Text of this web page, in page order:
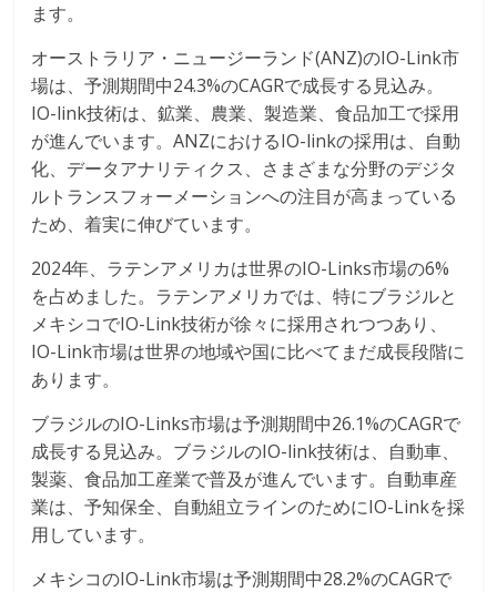
ます。
オーストラリア・ニュージーランド(ANZ)のIO-Link市
場は、予測期間中24.3%のCAGRで成長する見込み。
IO-link技術は、鉱業、農業、製造業、食品加工で採用
が進んでいます。ANZにおけるIO-linkの採用は、自動
化、データアナリティクス、さまざまな分野のデジタ
ルトランスフォーメーションへの注目が高まっている
ため、着実に伸びています。
2024年、ラテンアメリカは世界のIO-Links市場の6%
を占めました。ラテンアメリカでは、特にブラジルと
メキシコでIO-Link技術が徐々に採用されつつあり、
IO-Link市場は世界の地域や国に比べてまだ成長段階に
あります。
ブラジルのIO-Links市場は予測期間中26.1%のCAGRで
成長する見込み。ブラジルのIO-link技術は、自動車、
製薬、食品加工産業で普及が進んでいます。自動車産
業は、予知保全、自動組立ラインのためにIO-Linkを採
用しています。
メキシコのIO-Link市場は予測期間中28.2%のCAGRで